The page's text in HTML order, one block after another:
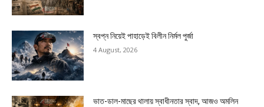
স্বপ্ন নিয়েই পাহাড়েই বিলীন নির্মল পুর্জা
4 August, 2026
ভাত-ডাল-মাছের থালায় স্বাধীনতার স্বাদ, আজও অমলিন